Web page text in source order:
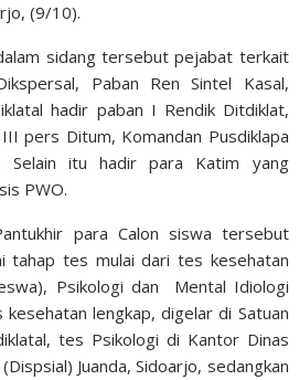
(9/10).
sidang tersebut pejabat terkait
Paban Ren Sintel Kasal,
hadir paban I Rendik Ditdiklat,
pers Ditum, Komandan Pusdiklapa
Selain itu hadir para Katim yang
PWO.
para Calon siswa tersebut
tahap tes mulai dari tes kesehatan
Psikologi dan Mental Idiologi
lengkap, digelar di Satuan
tes Psikologi di Kantor Dinas
Juanda, Sidoarjo, sedangkan